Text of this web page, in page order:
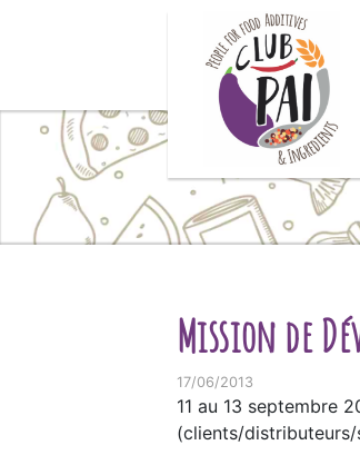
Mission de
17/06/2013
11 au 13 septembre
(clients/